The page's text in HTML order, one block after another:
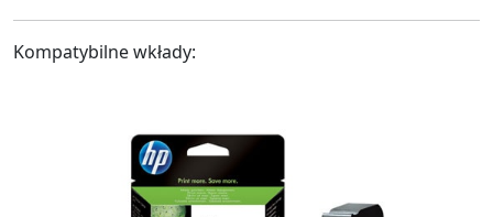
Kompatybilne wkłady: